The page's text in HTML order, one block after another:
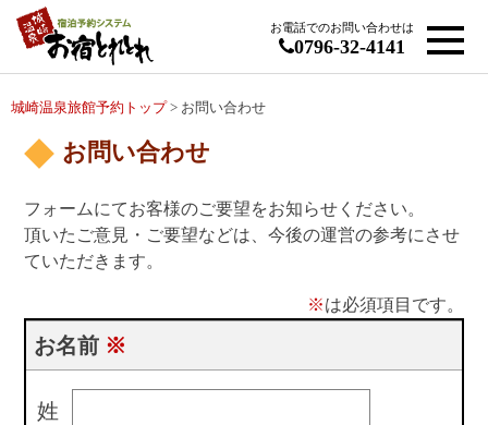
お電話でのお問い合わせは
0796-32-4141
城崎温泉旅館予約トップ > お問い合わせ
お問い合わせ
フォームにてお客様のご要望をお知らせください。
頂いたご意見・ご要望などは、今後の運営の参考にさせ
ていただきます。
※は必須項目です。
お名前 ※
姓